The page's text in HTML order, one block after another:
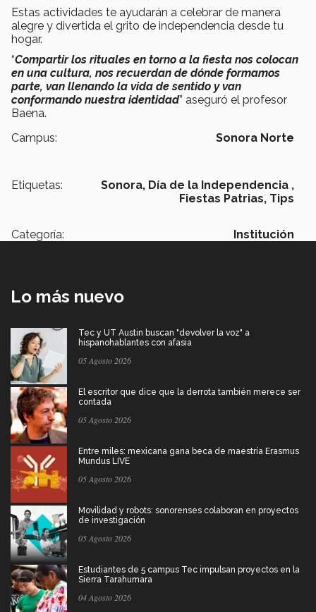
Estas actividades te ayudarán a celebrar de manera
alegre y divertida el grito de independencia desde tu
hogar.
“Compartir los rituales en torno a la fiesta nos colocan
en una cultura, nos recuerdan de dónde formamos
parte, van llenando la vida de sentido y van
conformando nuestra identidad” aseguró el profesor
Baena.
Campus:
Sonora Norte
Etiquetas: Sonora, Día de la Independencia ,
Fiestas Patrias, Tips
Categoría: Institución
Lo más nuevo
Tec y UT Austin buscan "devolver la voz" a
hispanohablantes con afasia
05 Agosto 2026
El escritor que dice que la derrota también merece ser
contada
05 Agosto 2026
Entre miles: mexicana gana beca de maestría Erasmus
Mundus LIVE
05 Agosto 2026
Movilidad y robots: sonorenses colaboran en proyectos
de investigación
05 Agosto 2026
Estudiantes de 5 campus Tec impulsan proyectos en la
Sierra Tarahumara
04 Agosto 2026